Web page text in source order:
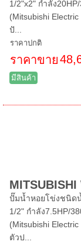
1/2"x2" กำลัง
(Mitsubishi
ปั...
ราคาปกติ
ราคาขาย
มีสินค้า
ปั๊มน้ำหอยโข่งชนิดน้
1/2" กำลัง7.5HP/
(Mitsubishi
ตัวป...